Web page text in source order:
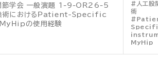
節学会 一般演題 1-9-OR26-5
術におけるPatient-Specific
の使用経験
人工股
術
MyHip